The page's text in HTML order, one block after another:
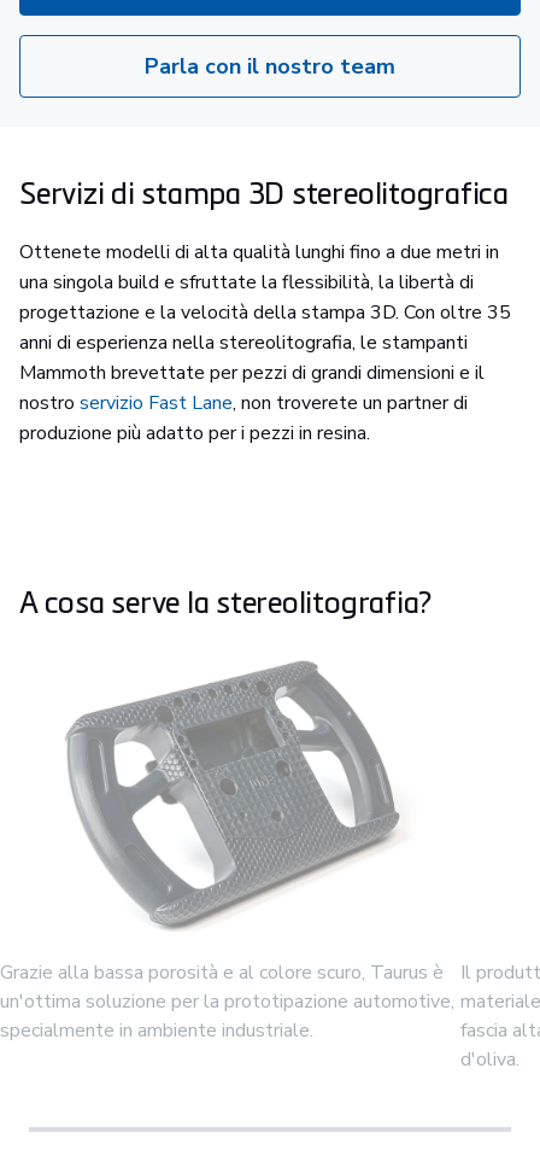
Parla con il nostro team
Servizi di stampa 3D stereolitografica
Ottenete modelli di alta qualità lunghi fino a due metri in
una singola build e sfruttate la flessibilità, la libertà di
progettazione e la velocità della stampa 3D. Con oltre 35
anni di esperienza nella stereolitografia, le stampanti
Mammoth brevettate per pezzi di grandi dimensioni e il
nostro servizio Fast Lane, non troverete un partner di
produzione più adatto per i pezzi in resina.
A cosa serve la stereolitografia?
Grazie alla bassa porosità e al colore scuro, Taurus è
un'ottima soluzione per la prototipazione automotive,
specialmente in ambiente industriale.
Il
fascia
d'oliva.